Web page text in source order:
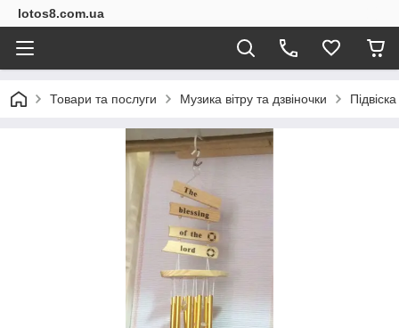
lotos8.com.ua
Товари та послуги Музика вітру та дзвіночки